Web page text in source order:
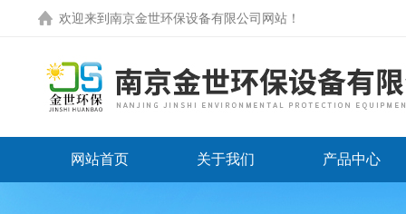
欢迎来到 南京金世环保设备有限公司网站 ！
网站首页 关于我们 产品中心